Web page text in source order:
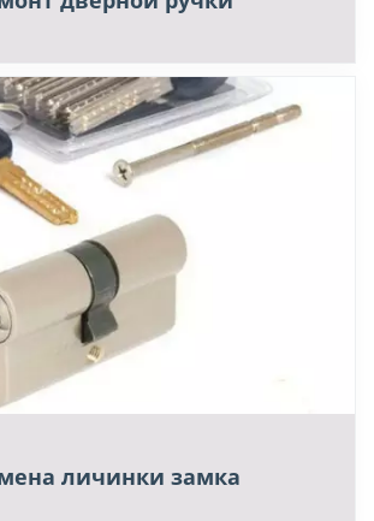
личинки замка